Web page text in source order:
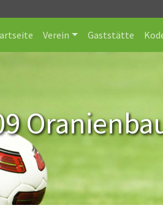
Verein Gaststätte